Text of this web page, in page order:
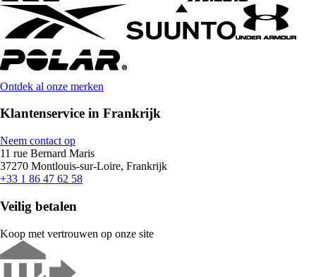
Ontdek al onze merken
Klantenservice in Frankrijk
Neem contact op
11 rue Bernard Maris
37270 Montlouis-sur-Loire, Frankrijk
+33 1 86 47 62 58
Veilig betalen
Koop met vertrouwen op onze site